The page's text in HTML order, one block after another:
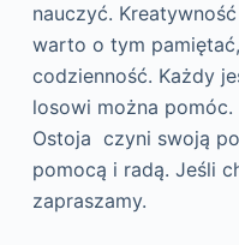
nauczyć.
warto o tym
codzienność. Każdy
losowi można
Ostoja czyni swoją
pomocą i radą. Jeśli
zapraszamy.